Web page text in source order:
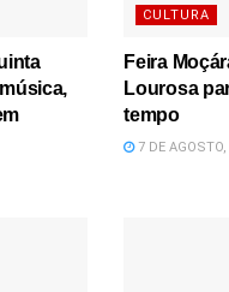
CULTURA
Feira
Lourosa
tempo
7 DE